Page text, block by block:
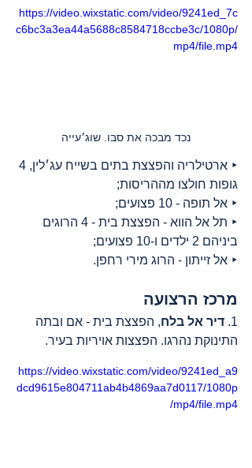
https://video.wixstatic.com/video/9241ed_7c
c6bc3a3ea44a5688c8584718ccbe3c/1080p/
mp4/file.mp4
נכד מבכה את סבו. שוג׳עייה
גופות חולצו מההריסות;
‣ אל תופה - 10 פצועים;
‣ תל אל הווא - הפצצת בית - 4 הרוגים
ביניהם 2 ילדים ו-10 פצועים;
‣ אל זייתון - הרוג מירי רחפן.
מרכז הרצועה
1. דיר אל בלח, הפצצת בית - אם ובתה
התינוקת נהרגו. הפצצות אויריות בעיר.
https://video.wixstatic.com/video/9241ed_a9
dcd9615e804711ab4b4869aa7d0117/1080p
/mp4/file.mp4